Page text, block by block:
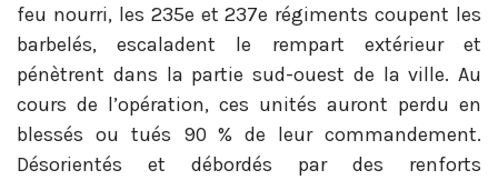
feu nourri, les 235e et 237e régiments coupent les
barbelés, escaladent le rempart extérieur et
pénètrent dans la partie sud-ouest de la ville. Au
cours de l’opération, ces unités auront perdu en
blessés ou tués 90 % de leur commandement.
Désorientés et débordés par des renforts